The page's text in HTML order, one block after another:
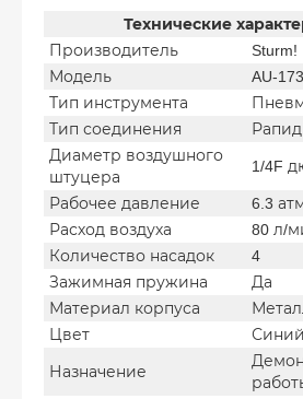
Технические
Производитель
Sturm!
Модель
AU-
Тип инструмента
Тип соединения
Рапид
Диаметр воздушного
штуцера
1/4F
Рабочее давление
6.3
Расход воздуха
80 л/
Количество насадок
4
Зажимная пружина
Да
Материал корпуса
Цвет
Синий
Назначение